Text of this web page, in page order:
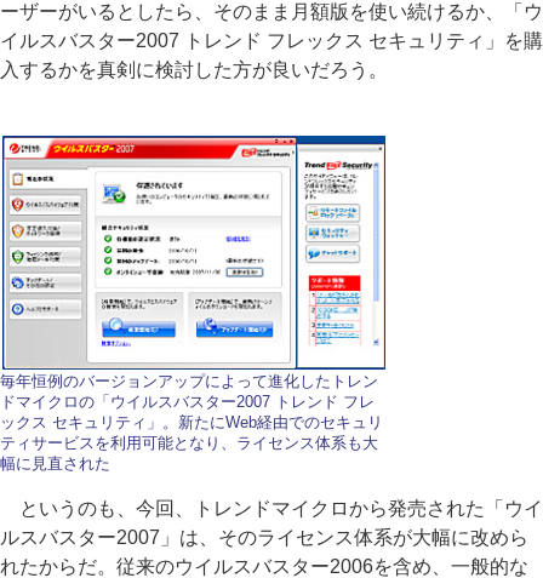
ーザーがいるとしたら、そのまま月額版を使い続けるか、「ウ
イルスバスター2007 トレンド フレックス セキュリティ」を購
入するかを真剣に検討した方が良いだろう。
毎年恒例のバージョンアップによって進化したトレン
ドマイクロの「ウイルスバスター2007 トレンド フレ
ックス セキュリティ」。新たにWeb経由でのセキュリ
ティサービスを利用可能となり、ライセンス体系も大
幅に見直された
というのも、今回、トレンドマイクロから発売された「ウイ
ルスバスター2007」は、そのライセンス体系が大幅に改めら
れたからだ。従来のウイルスバスター2006を含め、一般的な